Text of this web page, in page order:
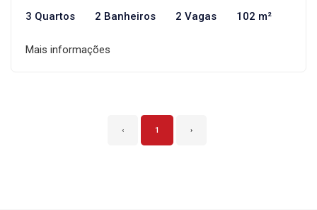
3 Quartos 2 Banheiros 2 Vagas 102 m²
Mais informações
‹ 1 ›